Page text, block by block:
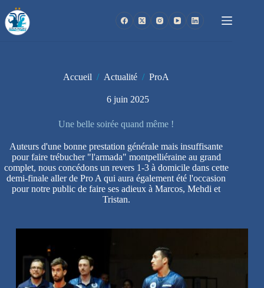
au
contenu
Accueil / Actualité / ProA
6 juin 2025
Une belle soirée quand même !
Auteurs d'une bonne prestation générale mais insuffisante
pour faire trébucher "l'armada" montpelliéraine au grand
complet, nous concédons un revers 1-3 à domicile dans cette
demi-finale aller de Pro A qui aura également été l'occasion
pour notre public de faire ses adieux à Marcos, Mehdi et
Tristan.